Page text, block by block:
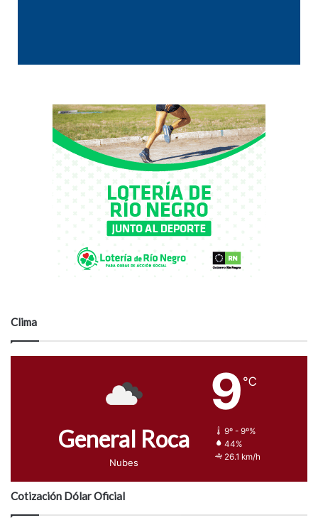
Clima
General Roca
Nubes
9 ℃
9º - 9º%
44%
26.1 km/h
Cotización Dólar Oficial